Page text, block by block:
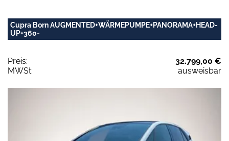
Cupra Born AUGMENTED+WÄRMEPUMPE+PANORAMA+HEAD-
UP+360-
Preis:
32.799,00 €
MWSt:
ausweisbar